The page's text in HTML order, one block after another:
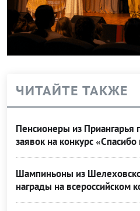
ЧИТАЙТЕ ТАКЖЕ
Пенсионеры из Приангарья
заявок на конкурс «Спасибо
Шампиньоны из
награды на всероссийском